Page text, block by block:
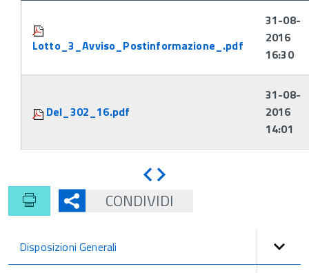
Lotto_3_Avviso_Postinformazione_.pdf
31-08-
2016
16:30
Del_302_16.pdf
31-08-
2016
14:01
Indietro
CONDIVIDI
Disposizioni Generali